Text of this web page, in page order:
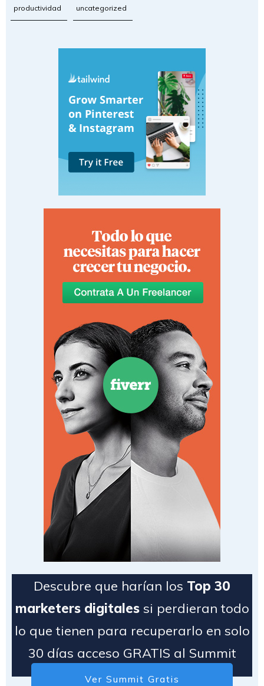
productividad uncategorized
Descubre que harían los Top 30
marketers digitalessi perdieran todo
lo que tienen para recuperarlo en solo
30 días acceso GRATIS al Summit
Ver Summit Gratis